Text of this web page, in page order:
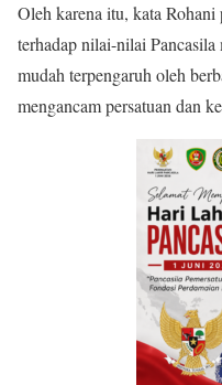
Oleh karena itu, kata Rohani
terhadap nilai-nilai
mudah terpengaruh oleh
mengancam persatuan dan